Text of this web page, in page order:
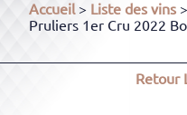
Accueil> Liste des vins
Pruliers 1er Cru 2022
Retour